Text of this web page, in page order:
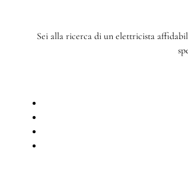
Sei alla ricerca di un elettricista